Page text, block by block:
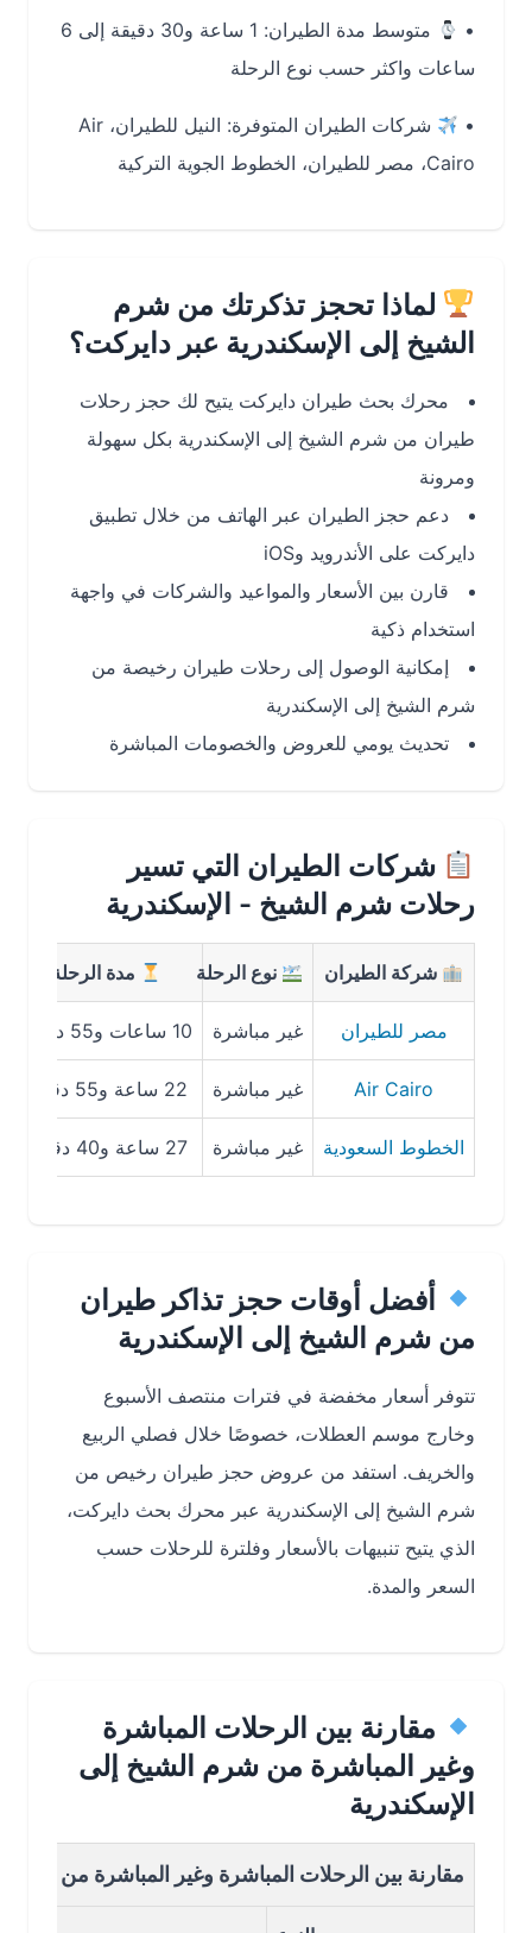
متوسط مدة الطيران:
1 ساعة و30 دقيقة إلى 6
ساعات واكثر حسب نوع الرحلة
شركات الطيران المتوفرة:
النيل للطيران، Air
لماذا تحجز تذكرتك من شرم
الشيخ إلى الإسكندرية عبر دايركت؟
محرك بحث طيران دايركت يتيح لك حجز رحلات
طيران من شرم الشيخ إلى الإسكندرية بكل سهولة
ومرونة
دعم حجز الطيران عبر الهاتف من خلال تطبيق
دايركت على الأندرويد وiOS
قارن بين الأسعار والمواعيد والشركات في واجهة
استخدام ذكية
إمكانية الوصول إلى رحلات طيران رخيصة من
شرم الشيخ إلى الإسكندرية
تحديث يومي للعروض والخصومات المباشرة
شركات الطيران التي تسير
رحلات شرم الشيخ - الإسكندرية
شركة الطيران نوع الرحلة مدة الرحلة
مصر للطيران غير مباشرة 10 ساعات و55 دقيقة
Air Cairo غير مباشرة 22 ساعة و55 دقيقة
الخطوط السعودية غير مباشرة 27 ساعة و40 دقيقة
أفضل أوقات حجز تذاكر طيران
من شرم الشيخ إلى الإسكندرية
أسعار مخفضةفي فترات منتصف الأسبوع
وخارج موسم العطلات، خصوصًا خلال فصلي الربيع
والخريف. استفد من عروضحجز طيران رخيص من
شرم الشيخ إلى الإسكندريةعبر محرك بحث دايركت،
الذي يتيح تنبيهات بالأسعار وفلترة للرحلات حسب
السعر والمدة.
مقارنة بين الرحلات المباشرة
وغير المباشرة من شرم الشيخ إلى
الإسكندرية
مقارنة بين الرحلات المباشرة وغير المباشرة من شرم الشيخ